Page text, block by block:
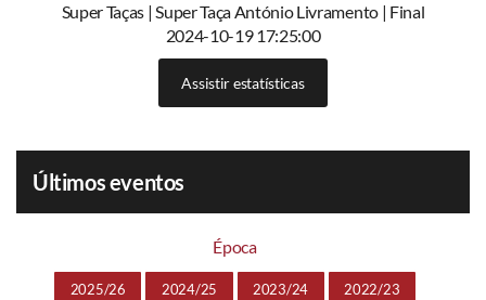
Super Taças | Super Taça António Livramento | Final
2024-10-19 17:25:00
Assistir estatísticas
Últimos eventos
Época
2025/26 2024/25 2023/24 2022/23